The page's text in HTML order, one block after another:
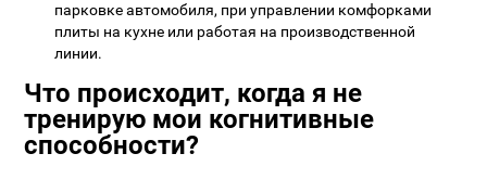
парковке автомобиля, при управлении комфорками
плиты на кухне или работая на производственной
линии.
Что происходит, когда я не
тренирую мои когнитивные
способности?